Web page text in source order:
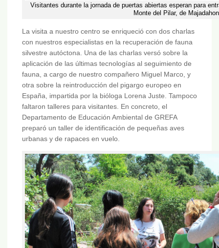
Visitantes durante la jornada de puertas abiertas esperan para
Monte del Pilar, de
La visita a nuestro centro se enriqueció con dos charlas
con nuestros especialistas en la recuperación de fauna
silvestre autóctona. Una de las charlas versó sobre la
aplicación de las últimas tecnologías al seguimiento de
fauna, a cargo de nuestro compañero Miguel Marco, y
otra sobre la reintroducción del pigargo europeo en
España, impartida por la bióloga Lorena Juste. Tampoco
faltaron talleres para visitantes. En concreto, el
Departamento de Educación Ambiental de GREFA
preparó un taller de identificación de pequeñas aves
urbanas y de rapaces en vuelo.